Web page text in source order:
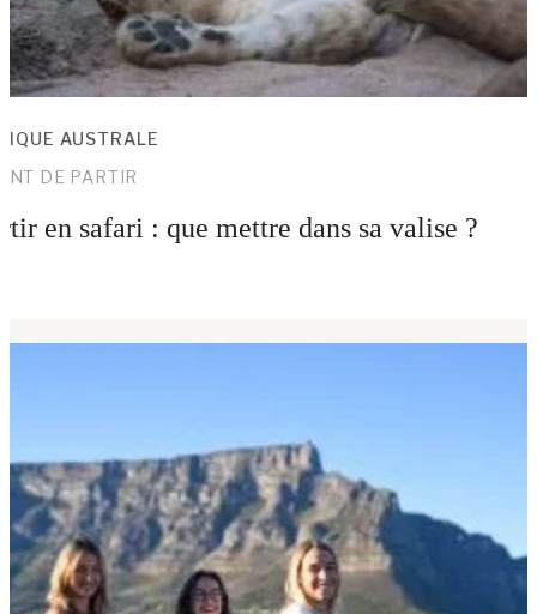
AUSTRALE
DE PARTIR
en safari : que mettre dans sa valise ?